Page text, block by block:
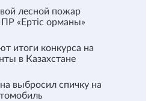
лесной пожар
«Ертіс орманы»
итоги конкурса на
в Казахстане
выбросил спичку на